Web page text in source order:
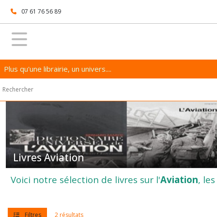
07 61 76 56 89
Plus qu'une librairie, un univers....
Livres Aviation
Voici notre sélection de livres sur l'Aviation, les
Filtres 2 résultats
Fermer
FILTRES
Tous
les
produits
Livres
Sciences
Livres
Automobile
-
(6)
Livres